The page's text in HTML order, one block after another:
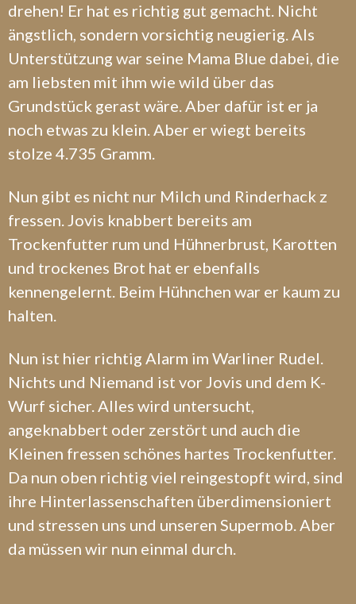
drehen! Er hat es richtig gut gemacht. Nicht
ängstlich, sondern vorsichtig neugierig. Als
Unterstützung war seine Mama Blue dabei, die
am liebsten mit ihm wie wild über das
Grundstück gerast wäre. Aber dafür ist er ja
noch etwas zu klein. Aber er wiegt bereits
stolze 4.735 Gramm.
Nun gibt es nicht nur Milch und Rinderhack z
fressen. Jovis knabbert bereits am
Trockenfutter rum und Hühnerbrust, Karotten
und trockenes Brot hat er ebenfalls
kennengelernt. Beim Hühnchen war er kaum zu
halten.
Nun ist hier richtig Alarm im Warliner Rudel.
Nichts und Niemand ist vor Jovis und dem K-
Wurf sicher. Alles wird untersucht,
angeknabbert oder zerstört und auch die
Kleinen fressen schönes hartes Trockenfutter.
Da nun oben richtig viel reingestopft wird, sind
ihre Hinterlassenschaften überdimensioniert
und stressen uns und unseren Supermob. Aber
da müssen wir nun einmal durch.